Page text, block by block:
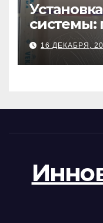
системы:
16 ДЕКАБРЯ,